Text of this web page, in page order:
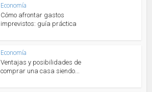
Economía
Cómo afrontar gastos
imprevistos: guía práctica
Economía
Ventajas y posibilidades de
comprar una casa siendo...